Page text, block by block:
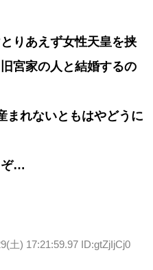
りあえず女性天皇を挟
宮家の人と結婚するの
まれないともはやどうに
ぞ…
土) 17:21:59.97 ID:gtZjIjCj0